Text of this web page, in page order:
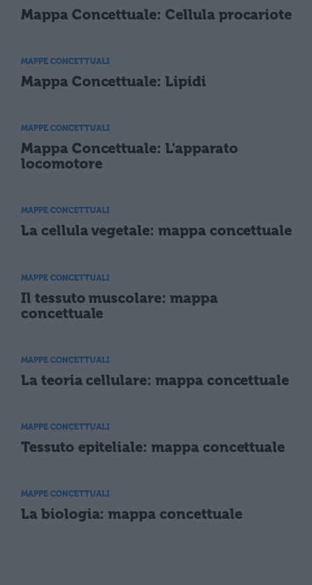
Mappa Concettuale: Cellula procariote
MAPPE CONCETTUALI
Mappa Concettuale: Lipidi
MAPPE CONCETTUALI
Mappa Concettuale: L'apparato
locomotore
MAPPE CONCETTUALI
La cellula vegetale: mappa concettuale
MAPPE CONCETTUALI
Il tessuto muscolare: mappa
concettuale
MAPPE CONCETTUALI
La teoria cellulare: mappa concettuale
MAPPE CONCETTUALI
Tessuto epiteliale: mappa concettuale
MAPPE CONCETTUALI
La biologia: mappa concettuale